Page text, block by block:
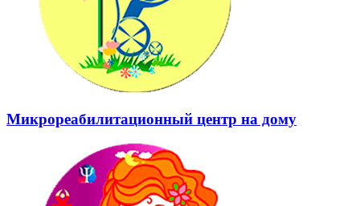
Микрореабилитационный центр на дому